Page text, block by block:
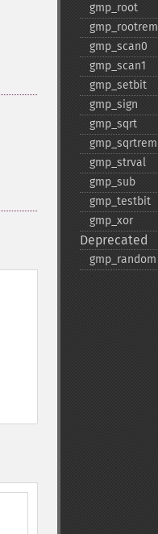
gmp_​root
gmp_​rootrem
gmp_​scan0
gmp_​scan1
gmp_​setbit
gmp_​sign
gmp_​sqrt
gmp_​sqrtrem
gmp_​strval
gmp_​sub
gmp_​testbit
gmp_​xor
Deprecated
gmp_​random